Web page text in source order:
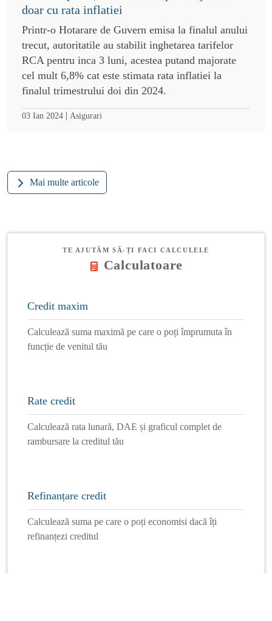
doar cu rata inflatiei
Printr-o Hotarare de Guvern emisa la finalul anului
trecut, autoritatile au stabilit inghetarea tarifelor
RCA pentru inca 3 luni, acestea putand majorate
cel mult 6,8% cat este stimata rata inflatiei la
finalul trimestrului doi din 2024.
03 Ian 2024 | Asigurari
Mai multe articole
TE AJUTĂM SĂ-ȚI FACI CALCULELE
Calculatoare
Credit maxim
Calculează suma maximă pe care o poți împrumuta în
funcție de venitul tău
Rate credit
Calculează rata lunară, DAE și graficul complet de
rambursare la creditul tău
Refinanțare credit
Calculează suma pe care o poți economisi dacă îți
refinanțezi creditul